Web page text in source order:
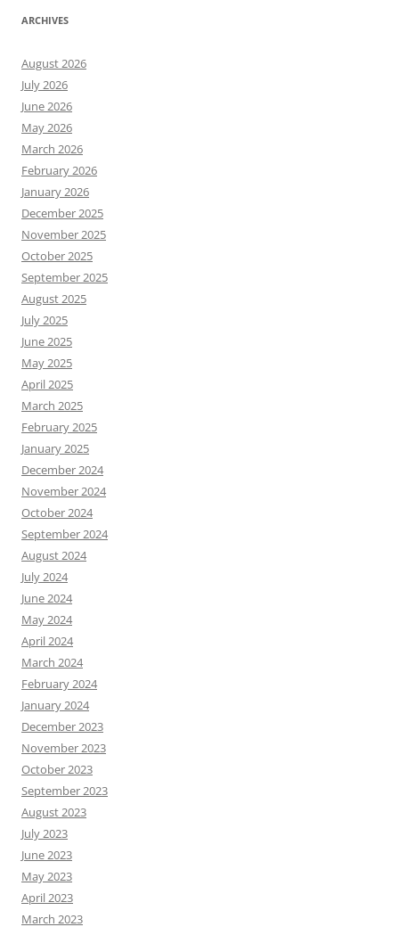
ARCHIVES
August 2026
July 2026
June 2026
May 2026
March 2026
February 2026
January 2026
December 2025
November 2025
October 2025
September 2025
August 2025
July 2025
June 2025
May 2025
April 2025
March 2025
February 2025
January 2025
December 2024
November 2024
October 2024
September 2024
August 2024
July 2024
June 2024
May 2024
April 2024
March 2024
February 2024
January 2024
December 2023
November 2023
October 2023
September 2023
August 2023
July 2023
June 2023
May 2023
April 2023
March 2023